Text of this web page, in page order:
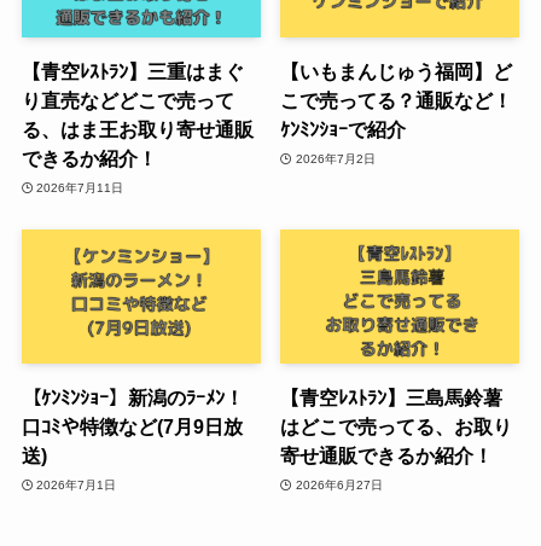
【青空ﾚｽﾄﾗﾝ】三重はまぐ
り直売などどこで売って
る、はま王お取り寄せ通販
できるか紹介！
2026年7月11日
【いもまんじゅう福岡】ど
こで売ってる？通販など！
ｹﾝﾐﾝｼｮｰで紹介
2026年7月2日
【ｹﾝﾐﾝｼｮｰ】新潟のﾗｰﾒﾝ！
口ｺﾐや特徴など(7月9日放
送)
2026年7月1日
【青空ﾚｽﾄﾗﾝ】三島馬鈴薯
はどこで売ってる、お取り
寄せ通販できるか紹介！
2026年6月27日